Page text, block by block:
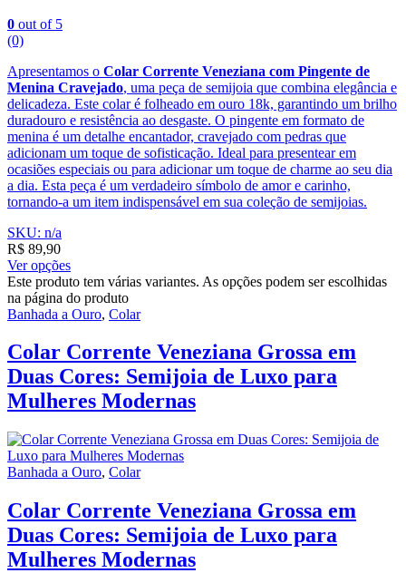
0 out of 5
(0)
Apresentamos o Colar Corrente Veneziana com Pingente de
Menina Cravejado, uma peça de semijoia que combina elegância e
delicadeza. Este colar é folheado em ouro 18k, garantindo um brilho
duradouro e resistência ao desgaste. O pingente em formato de
menina é um detalhe encantador, cravejado com pedras que
adicionam um toque de sofisticação. Ideal para presentear em
ocasiões especiais ou para adicionar um toque de charme ao seu dia
a dia. Esta peça é um verdadeiro símbolo de amor e carinho,
tornando-a um item indispensável em sua coleção de semijoias.
SKU: n/a
R$ 89,90
Ver opções
Este produto tem várias variantes. As opções podem ser escolhidas
na página do produto
Banhada a Ouro, Colar
Colar Corrente Veneziana Grossa em
Duas Cores: Semijoia de Luxo para
Mulheres Modernas
Banhada a Ouro, Colar
Colar Corrente Veneziana Grossa em
Duas Cores: Semijoia de Luxo para
Mulheres Modernas